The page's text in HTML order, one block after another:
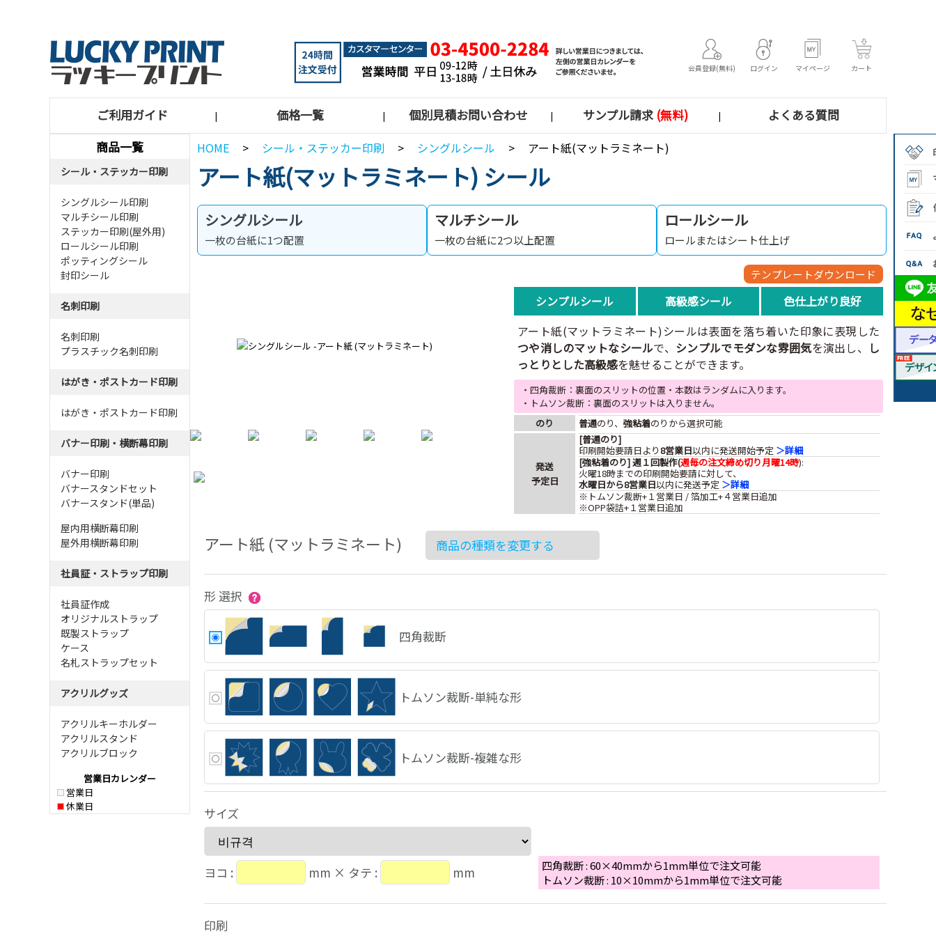
会員登録(無料) ログイン マイページ カート
ご利用ガイド | 価格一覧 | 個別見積お問い合わせ | サンプル請求 (無料) |
よくある質問
商品一覧
シール・ステッカー印刷
シングルシール印刷
マルチシール印刷
ステッカー印刷(屋外用)
ロールシール印刷
ポッティングシール
封印シール
名刺印刷
名刺印刷
プラスチック名刺印刷
はがき・ポストカード印刷
はがき・ポストカード印刷
バナー印刷・横断幕印刷
バナー印刷
バナースタンドセット
バナースタンド(単品)
屋内用横断幕印刷
屋外用横断幕印刷
社員証・ストラップ印刷
社員証作成
オリジナルストラップ
既製ストラップ
ケース
名札ストラップセット
アクリルグッズ
アクリルキーホルダー
アクリルスタンド
アクリルブロック
営業日カレンダー
営業日
休業日
HOME > シール・ステッカー印刷 > シングルシール > アート紙(マットラミネート)
アート紙(マットラミネート) シール
シングルシール
一枚の台紙に1つ配置
マルチシール
一枚の台紙に2つ以上配置
ロールシール
ロールまたはシート仕上げ
テンプレートダウンロード
シンプルシール 高級感シール
色仕上がり良好
アート紙(マットラミネート)シールは表面を落ち着いた印象に表現した
つや消しのマットなシールで、 シンプルでモダンな雰囲気を演出し、 し
っとりとした高級感を魅せることができます。
・四角裁断：裏面のスリットの位置・本数はランダムに入ります。
・トムソン裁断：裏面のスリットは入りません。
のり
普通のり、強粘着のりから選択可能
発送
予定日
[普通のり]
印刷開始要請日より8営業日以内に発送開始予定 ＞詳細
[強粘着のり] 週１回製作(週毎の注文締め切り月曜14時):
火曜18時までの印刷開始要請に対して、
水曜日から8営業日以内に発送予定 ＞詳細
※トムソン裁断+１営業日 / 箔加工+４営業日追加
※OPP袋詰+１営業日追加
アート紙 (マットラミネート)
形 選択
四角裁断
トムソン裁断-単純な形
トムソン裁断-複雑な形
サイズ
ヨコ : mm × タテ : mm
四角裁断 : 60×40mmから1mm単位で注文可能
トムソン裁断 : 10×10mmから1mm単位で注文可能
印刷